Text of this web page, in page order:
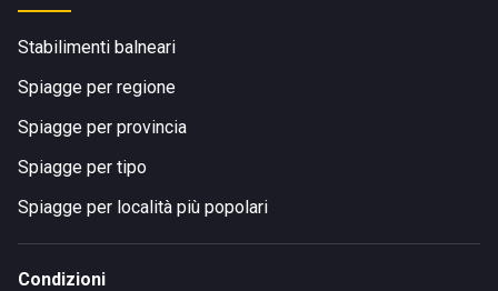
Stabilimenti balneari
Spiagge per regione
Spiagge per provincia
Spiagge per tipo
Spiagge per località più popolari
Condizioni